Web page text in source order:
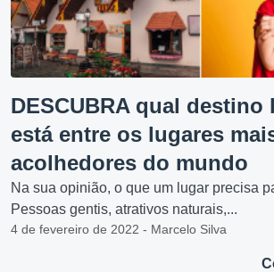
DESCUBRA qual destino
está entre os lugares
acolhedores do mundo
Na sua opinião, o que um lugar precisa
Pessoas gentis, atrativos naturais,...
4 de fevereiro de 2022 - Marcelo Silva